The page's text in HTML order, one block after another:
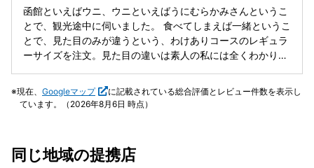
ろがあります。また、大人気店で行列が結構あります。その
ため余裕があれば予約をしていかれることをお勧めします。
トータルとしては、ウニがお好きな方ならばよって損は無い
と思います。お酒が好きならなお良しかと。
函館といえばウニ、ウニといえばうにむらかみさんというこ
とで、観光途中に伺いました。 食べてしまえば一緒というこ
とで、見た目のみが違うという、わけありコースのレギュラ
ーサイズを注文。見た目の違いは素人の私には全くわかりま
6,000円は安いですね。 お腹を空かせることなく美味しいも
のをずっといただいていた函館旅行3日目で、当日も朝から
厚くて崩れていないのに、口に入れるとトロッととろけ、磯
現在、 Googleマップ
に記載されている総合評価とレビュー件数を表示し
ています。（2026年8月6日 時点）
同じ地域の提携店